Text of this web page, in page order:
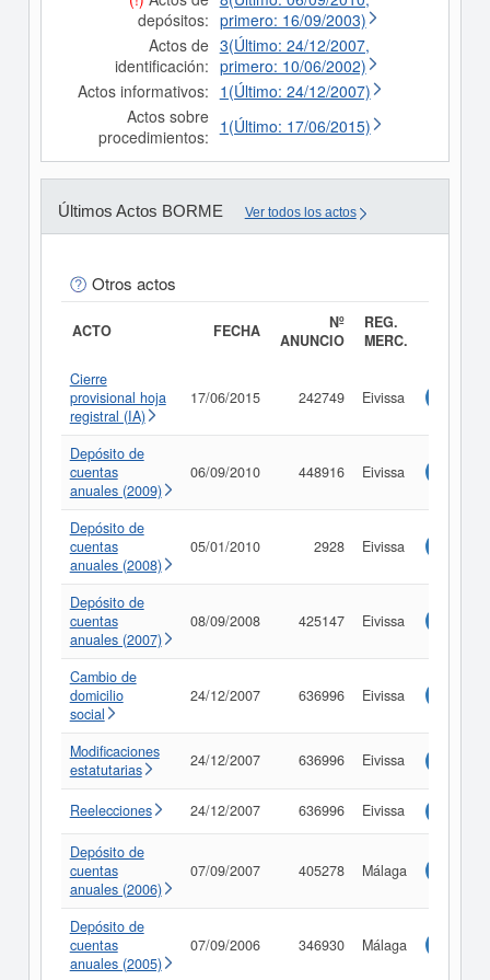
depósitos: primero: 16/09/2003)
Actos de
identificación:
3(Último: 24/12/2007,
primero: 10/06/2002)
Actos informativos: 1(Último: 24/12/2007)
Actos sobre
procedimientos: 1(Último: 17/06/2015)
Últimos Actos BORME Ver todos los actos
Otros actos
ACTO FECHA
Nº
ANUNCIO
REG.
MERC.
Cierre
provisional hoja
registral (IA)
17/06/2015 242749 Eivissa
Depósito de
cuentas
anuales (2009)
06/09/2010 448916 Eivissa
Depósito de
cuentas
anuales (2008)
05/01/2010 2928 Eivissa
Depósito de
cuentas
anuales (2007)
08/09/2008 425147 Eivissa
Cambio de
domicilio
social
24/12/2007 636996 Eivissa
Modificaciones
estatutarias
24/12/2007 636996 Eivissa
Reelecciones 24/12/2007 636996 Eivissa
Depósito de
cuentas
anuales (2006)
07/09/2007 405278 Málaga
Depósito de
cuentas
anuales (2005)
07/09/2006 346930 Málaga